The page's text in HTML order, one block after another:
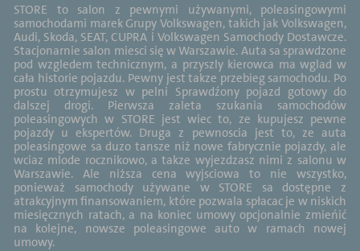
STORE to salon z pewnymi używanymi, poleasingowymi
samochodami marek Grupy Volkswagen, takich jak Volkswagen,
Audi, Skoda, SEAT, CUPRA i Volkswagen Samochody Dostawcze.
Stacjonarnie salon miesci się w Warszawie. Auta sa sprawdzone
pod wzgledem technicznym, a przyszly kierowca ma wglad w
cała historie pojazdu. Pewny jest takze przebieg samochodu. Po
prostu otrzymujesz w pelni Sprawdźony pojazd gotowy do
dalszej drogi. Pierwsza zaleta szukania samochodów
poleasingowych w STORE jest wiec to, ze kupujesz pewne
pojazdy u ekspertów. Druga z pewnoscia jest to, ze auta
poleasingowe sa duzo tansze niż nowe fabrycznie pojazdy, ale
wciaz mlode rocznikowo, a takze wyjezdzasz nimi z salonu w
Warszawie. Ale niższa cena wyjsciowa to nie wszystko,
ponieważ samochody używane w STORE sa dostępne z
atrakcyjnym finansowaniem, które pozwala spłacac je w niskich
miesięcznych ratach, a na koniec umowy opcjonalnie zmieńić
na kolejne, nowsze poleasingowe auto w ramach nowej
umowy.